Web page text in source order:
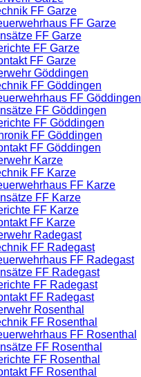
FF Garze
FF Garze
FF Garze
FF Garze
FF Garze
Göddingen
FF Göddingen
FF Göddingen
FF Göddingen
FF Göddingen
FF Göddingen
FF Göddingen
Karze
FF Karze
FF Karze
FF Karze
FF Karze
FF Karze
Radegast
FF Radegast
FF Radegast
FF Radegast
FF Radegast
FF Radegast
Rosenthal
FF Rosenthal
FF Rosenthal
FF Rosenthal
FF Rosenthal
FF Rosenthal